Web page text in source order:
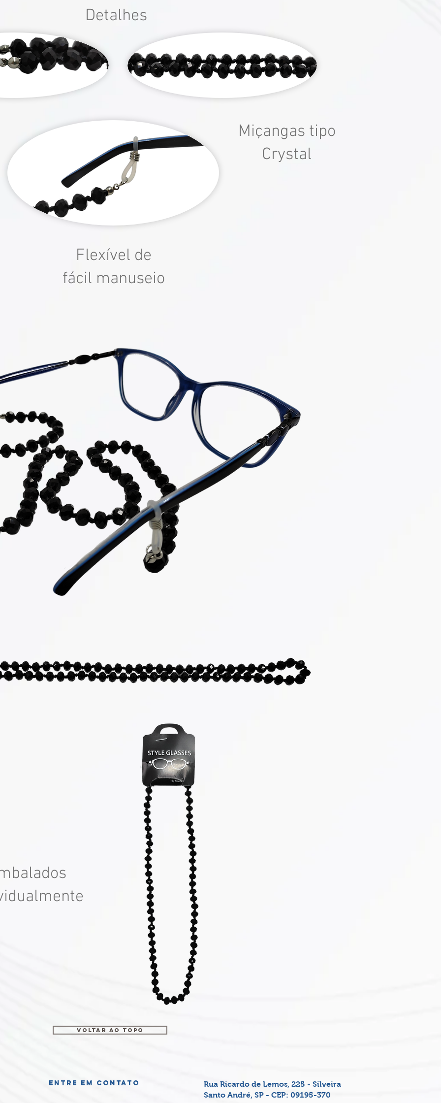
Detalhes
Miçangas tipo
Crystal
Flexível de
fácil manuseio
VOLTAR AO TOPO
Entre em contato
Rua Ricardo de Lemos, 225 - Silveira
Santo André, SP - CEP: 09195-370